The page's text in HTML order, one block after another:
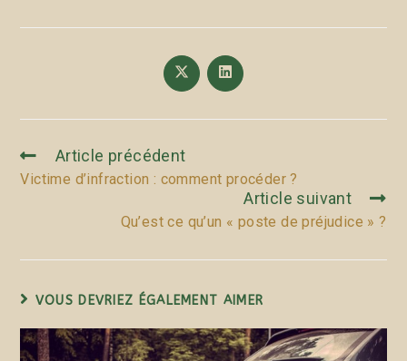
Article précédent
Victime d’infraction : comment procéder ?
Article suivant
Qu’est ce qu’un « poste de préjudice » ?
VOUS DEVRIEZ ÉGALEMENT AIMER